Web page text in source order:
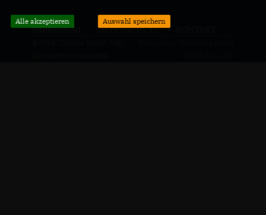
IMPRESSUM DATENSCHUTZ
Alle akzeptieren Auswahl speichern